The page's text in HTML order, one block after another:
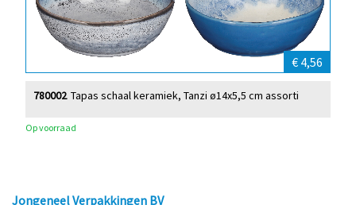
€ 4,56
Tapas schaal keramiek, Tanzi ø14x5,5 cm assorti
780002
Op voorraad
Jongeneel Verpakkingen BV